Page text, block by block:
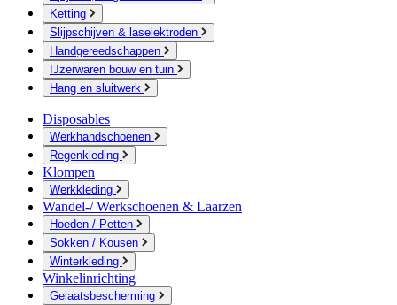
Ketting
Slijpschijven & laselektroden
Handgereedschappen
IJzerwaren bouw en tuin
Hang en sluitwerk
Disposables
Werkhandschoenen
Regenkleding
Klompen
Werkkleding
Wandel-/ Werkschoenen & Laarzen
Hoeden / Petten
Sokken / Kousen
Winterkleding
Winkelinrichting
Gelaatsbescherming